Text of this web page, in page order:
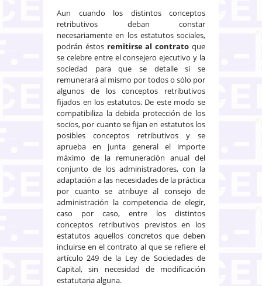
Aun cuando los distintos conceptos
retributivos deban constar
necesariamente en los estatutos sociales,
podrán éstos remitirse al contrato que
se celebre entre el consejero ejecutivo y la
sociedad para que se detalle si se
remunerará al mismo por todos o sólo por
algunos de los conceptos retributivos
fijados en los estatutos. De este modo se
compatibiliza la debida protección de los
socios, por cuanto se fijan en estatutos los
posibles conceptos retributivos y se
aprueba en junta general el importe
máximo de la remuneración anual del
conjunto de los administradores, con la
adaptación a las necesidades de la práctica
por cuanto se atribuye al consejo de
administración la competencia de elegir,
caso por caso, entre los distintos
conceptos retributivos previstos en los
estatutos aquellos concretos que deben
incluirse en el contrato al que se refiere el
artículo 249 de la Ley de Sociedades de
Capital, sin necesidad de modificación
estatutaria alguna.